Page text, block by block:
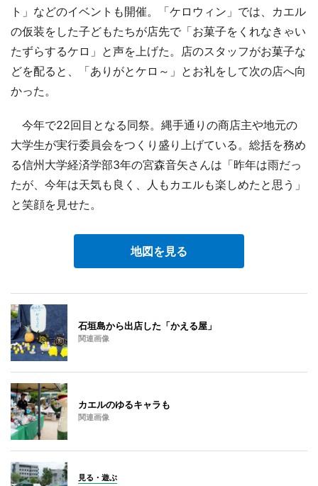
ト」などのイベントも開催。「ケロウィン」では、カエル
の仮装をした子どもたちが店先で「お菓子をくれなきゃい
たずらするケロ」と声を上げた。店のスタッフがお菓子な
どを配ると、「ありがとケロ～」とお礼をして次の店へ向
かった。
今年で22回目となる同祭。縄手通りの商店主や地元の
大学生が実行委員会をつくり盛り上げている。総括を務め
る信州大学経済学部3年の宮森音矢さんは「昨年は雨だっ
たが、今年は天気も良く、人もカエルも楽しめたと思う」
と笑顔を見せた。
地図を見る
石垣島から出店した「かえる屋」
関連画像
カエルのゆるキャラも
関連画像
見る・遊ぶ